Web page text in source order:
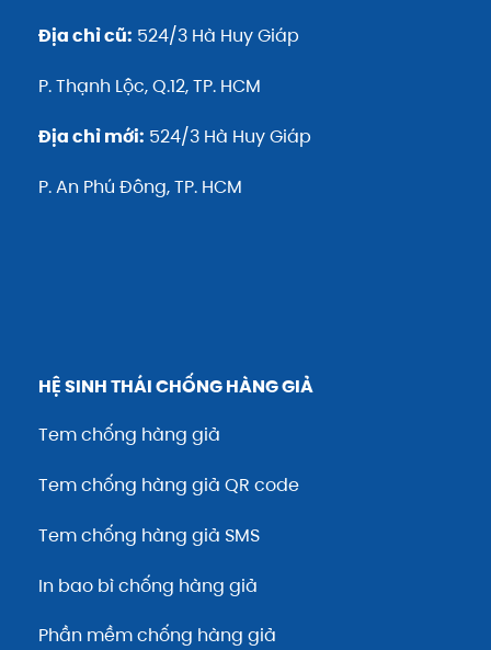
Địa chỉ cũ: 524/3 Hà Huy Giáp
P. Thạnh Lộc, Q.12, TP. HCM
Địa chỉ mới: 524/3 Hà Huy Giáp
P. An Phú Đông, TP. HCM
HỆ SINH THÁI CHỐNG HÀNG GIẢ
Tem chống hàng giả
Tem chống hàng giả QR code
Tem chống hàng giả SMS
In bao bì chống hàng giả
Phần mềm chống hàng giả